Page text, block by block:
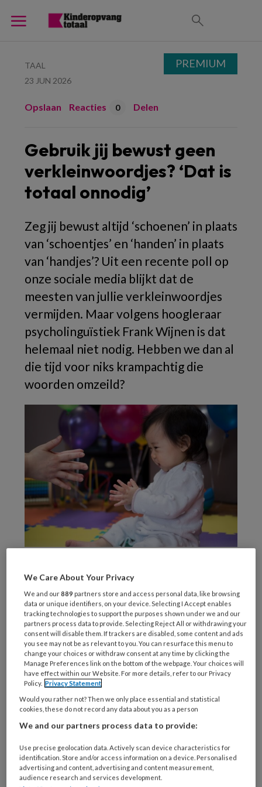
TAAL
23 JUN 2026
Opslaan Reacties 0 Delen
Gebruik jij bewust geen
verkleinwoordjes? ‘Dat is
totaal onnodig’
Zeg jij bewust altijd ‘schoenen’ in plaats
van ‘schoentjes’ en ‘handen’ in plaats
van ‘handjes’? Uit een recente poll op
onze sociale media blijkt dat de
meesten van jullie verkleinwoordjes
vermijden. Maar volgens hoogleraar
psycholinguïstiek Frank Wijnen is dat
helemaal niet nodig. Hebben we dan al
die tijd voor niks krampachtig die
woorden omzeild?
Frank
REGISTREREN
Wil je dit artikel lezen?
Maak gratis een account aan en lees 2
artikelen gratis per maand
Al een account of abonnement?Log dan in
Wat
is
PREMIUM
We Care About Your Privacy
We and our889 partners store and access personal data, like browsing
data or unique identifiers, on your device. Selecting I Accept enables
tracking technologies to support the purposes shown under we and our
partners process data to provide. Selecting Reject All or withdrawing your
consent will disable them. If trackers are disabled, some content and ads
you see may not be as relevant to you. You can resurface this menu to
change your choices or withdraw consent at any time by clicking the
Manage Preferences link on the bottom of the webpage. Your choices will
have effect within our Website. For more details, refer to our Privacy
Policy. Privacy Statement
Would you rather not? Then we only place essential and statistical
cookies, these do not record any data about you as a person
We and our partners process data to provide:
Use precise geolocation data. Actively scan device characteristics for
identification. Store and/or access information on a device. Personalised
advertising and content, advertising and content measurement,
audience research and services development.